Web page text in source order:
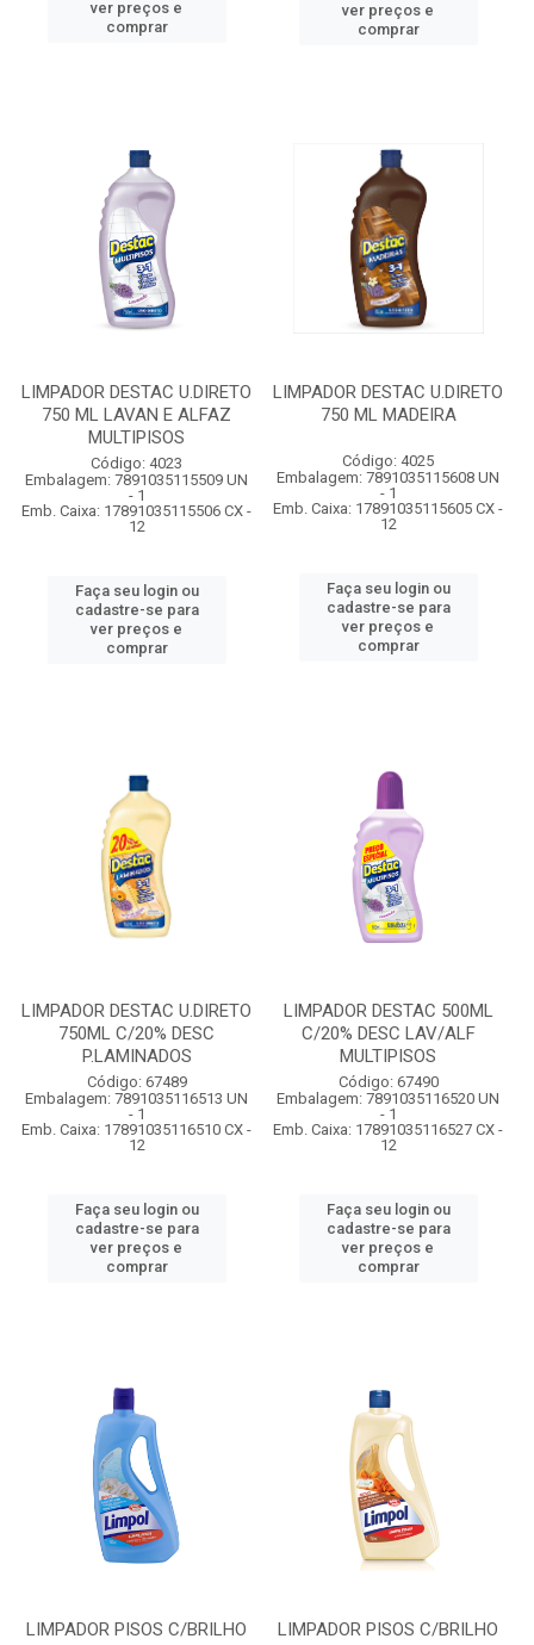
ver preços e
comprar
ver preços e
comprar
LIMPADOR DESTAC U.DIRETO
750 ML LAVAN E ALFAZ
MULTIPISOS
Código: 4023
Embalagem: 7891035115509 UN
- 1
Emb. Caixa: 17891035115506 CX -
12
Faça seu login ou
cadastre-se para
ver preços e
comprar
LIMPADOR DESTAC U.DIRETO
750 ML MADEIRA
Código: 4025
Embalagem: 7891035115608 UN
- 1
Emb. Caixa: 17891035115605 CX -
12
Faça seu login ou
cadastre-se para
ver preços e
comprar
LIMPADOR DESTAC U.DIRETO
750ML C/20% DESC
P.LAMINADOS
Código: 67489
Embalagem: 7891035116513 UN
- 1
Emb. Caixa: 17891035116510 CX -
12
Faça seu login ou
cadastre-se para
ver preços e
comprar
LIMPADOR DESTAC 500ML
C/20% DESC LAV/ALF
MULTIPISOS
Código: 67490
Embalagem: 7891035116520 UN
- 1
Emb. Caixa: 17891035116527 CX -
12
Faça seu login ou
cadastre-se para
ver preços e
comprar
LIMPADOR PISOS C/BRILHO
LIMPADOR PISOS C/BRILHO